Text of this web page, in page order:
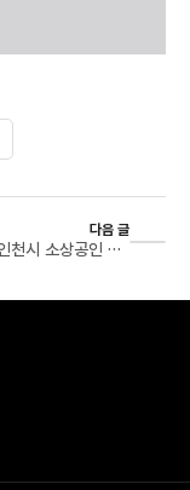
다음 글
「2025 인천시 소상공인 생활백서」 발간 안내